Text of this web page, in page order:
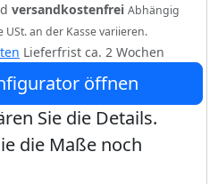
versandkostenfrei Abhängig
an der Kasse variieren.
Lieferfrist ca. 2 Wochen
öffnen
Sie die Details.
die Maße noch